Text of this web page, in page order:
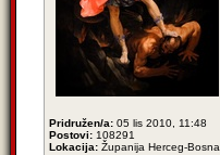
Pridružen/a: 05 lis 2010, 11:48
Postovi: 108291
Lokacija: Županija Herceg-Bosna